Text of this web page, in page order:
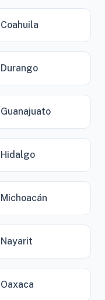
Coahuila
Durango
Guanajuato
Hidalgo
Michoacán
Nayarit
Oaxaca